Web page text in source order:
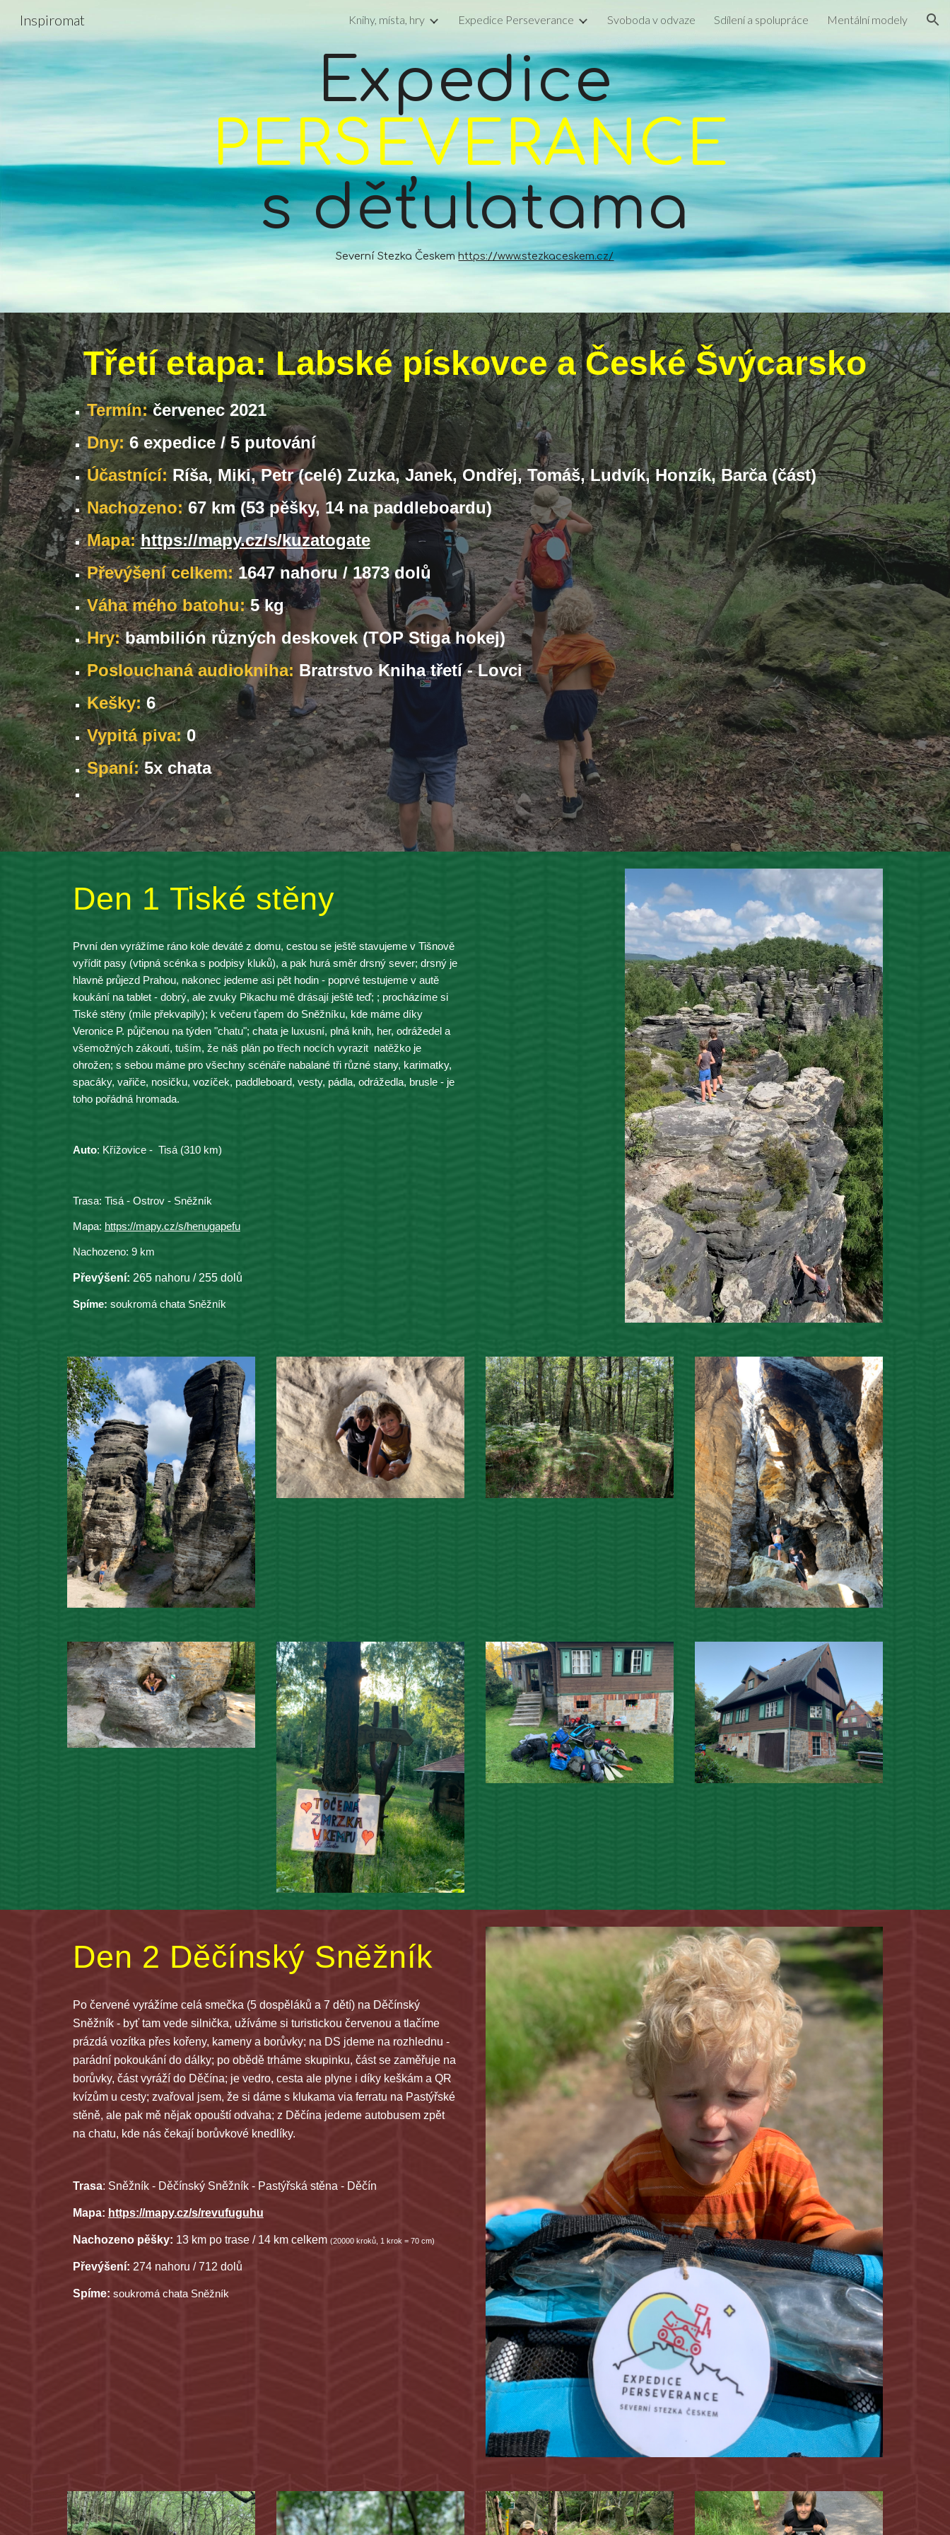
Skip to main content Skip to navigation
Inspiromat Knihy, místa, hry Expedice Perseverance Svoboda v odvaze Sdílení a spolupráce Mentální modely
Expedice
PERSEVERANCE
s děťulatama
Severní Stezka Českem https://www.stezkaceskem.cz/
Třetí etapa: Labské pískovce a České Švýcarsko
Termín: červenec 2021
Dny: 6 expedice / 5 putování
Účastnící: Ríša, Miki, Petr (celé) Zuzka, Janek, Ondřej, Tomáš, Ludvík, Honzík, Barča (část)
Nachozeno: 67 km (53 pěšky, 14 na paddleboardu)
Mapa: https://mapy.cz/s/kuzatogate
Převýšení celkem: 1647 nahoru / 1873 dolů
Váha mého batohu: 5 kg
Hry: bambilión různých deskovek (TOP Stiga hokej)
Poslouchaná audiokniha: Bratrstvo Kniha třetí - Lovci
Kešky: 6
Vypitá piva: 0
Spaní: 5x chata
Den 1 Tiské stěny
První den vyrážíme ráno kole deváté z domu, cestou se ještě stavujeme v Tišnově
vyřídit pasy (vtipná scénka s podpisy kluků), a pak hurá směr drsný sever; drsný je
hlavně průjezd Prahou, nakonec jedeme asi pět hodin - poprvé testujeme v autě
koukání na tablet - dobrý, ale zvuky Pikachu mě drásají ještě teď; ; procházíme si
Tiské stěny (mile překvapily); k večeru ťapem do Sněžníku, kde máme díky
Veronice P. půjčenou na týden "chatu"; chata je luxusní, plná knih, her, odrážedel a
všemožných zákoutí, tuším, že náš plán po třech nocích vyrazit  natěžko je
ohrožen; s sebou máme pro všechny scénáře nabalané tři různé stany, karimatky,
spacáky, vařiče, nosičku, vozíček, paddleboard, vesty, pádla, odrážedla, brusle - je
toho pořádná hromada.
Auto: Křížovice - Tisá (310 km)
Trasa: Tisá - Ostrov - Sněžník
Mapa: https://mapy.cz/s/henugapefu
Nachozeno: 9 km
Převýšení: 265 nahoru / 255 dolů
Spíme: soukromá chata Sněžník
Den 2 Děčínský Sněžník
Po červené vyrážíme celá smečka (5 dospěláků a 7 dětí) na Děčínský
Sněžník - byť tam vede silnička, užíváme si turistickou červenou a tlačíme
prázdá vozítka přes kořeny, kameny a borůvky; na DS jdeme na rozhlednu -
parádní pokoukání do dálky; po obědě trháme skupinku, část se zaměřuje na
borůvky, část vyráží do Děčína; je vedro, cesta ale plyne i díky keškám a QR
kvízům u cesty; zvařoval jsem, že si dáme s klukama via ferratu na Pastýřské
stěně, ale pak mě nějak opouští odvaha; z Děčína jedeme autobusem zpět
na chatu, kde nás čekají borůvkové knedlíky.
Trasa: Sněžník - Děčínský Sněžník - Pastýřská stěna - Děčín
Mapa: https://mapy.cz/s/revufuguhu
Nachozeno pěšky: 13 km po trase / 14 km celkem (20000 kroků, 1 krok = 70 cm)
Převýšení: 274 nahoru / 712 dolů
Spíme: soukromá chata Sněžník